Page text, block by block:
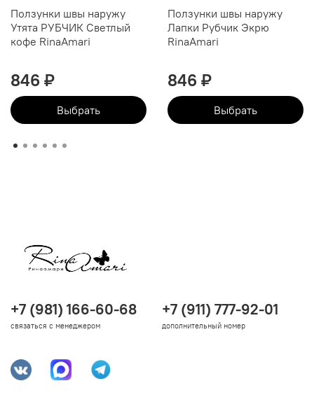
Ползунки швы наружу
Утята РУБЧИК Светлый
кофе RinaAmari
846 ₽
Выбрать
Ползунки швы наружу
Лапки Рубчик Экрю
RinaAmari
846 ₽
Выбрать
+7 (981) 166-60-68
связаться с менеджером
+7 (911) 777-92-01
дополнительный номер